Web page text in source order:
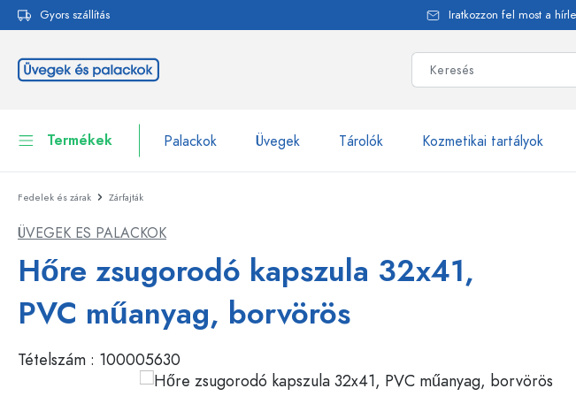
Ugrás a fő navigációhoz
Gyors szállítás Iratkozzon fel most a
Termékek Palackok Üvegek Tárolók Kozmetikai tartályok
Palackok
Tárolók
Edények
Kozmetikai tartályok
Palackok márka szerint
WECK-palackok
Estal-Palackok
Csatos üvegpalackok
Szórópalackok
Fedelek és zárak Zárfajták
ÜVEGEK ES PALACKOK
Hőre zsugorodó kapszula 32x41,
PVC műanyag, borvörös
Tételszám : 100005630